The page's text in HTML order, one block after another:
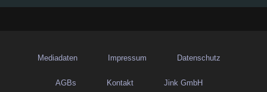
t
Mediadaten Impressum Datenschutz
AGBs Kontakt Jink GmbH